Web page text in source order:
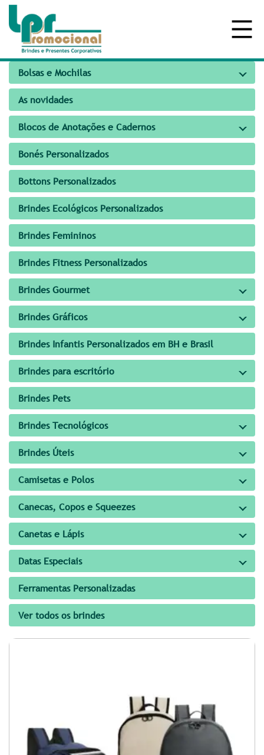
Bolsas e Mochilas
As novidades
Blocos de Anotações e Cadernos
Bonés Personalizados
Bottons Personalizados
Brindes Ecológicos Personalizados
Brindes Femininos
Brindes Fitness Personalizados
Brindes Gourmet
Brindes Gráficos
Brindes Infantis Personalizados em BH e Brasil
Brindes para escritório
Brindes Pets
Brindes Tecnológicos
Brindes Úteis
Camisetas e Polos
Canecas, Copos e Squeezes
Canetas e Lápis
Datas Especiais
Ferramentas Personalizadas
Ver todos os brindes